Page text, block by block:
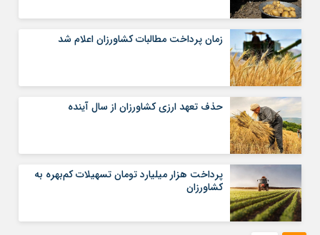
زمان پرداخت مطالبات کشاورزان اعلام شد
حذف تعهد ارزی کشاورزان از سال آینده
پرداخت هزار میلیارد تومان تسهیلات کم‌بهره به
کشاورزان